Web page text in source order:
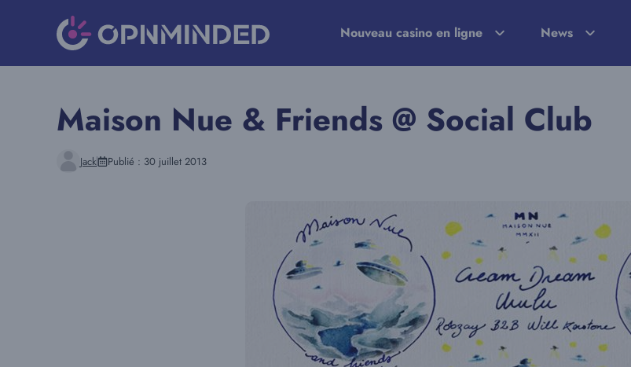
Nouveau casino en ligne News
Maison Nue & Friends @ Social Club
Jack Publié : 30 juillet 2013